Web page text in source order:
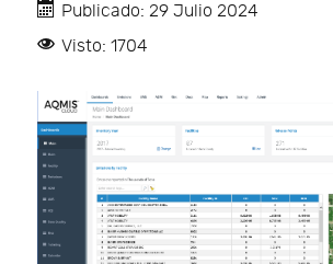
Publicado: 29 Julio 2024
Visto: 1704